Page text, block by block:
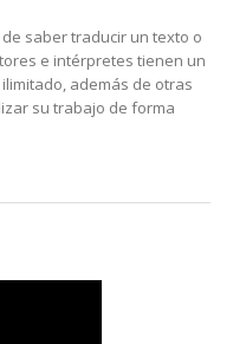
saber traducir un texto o
e intérpretes tienen un
además de otras
su trabajo de forma